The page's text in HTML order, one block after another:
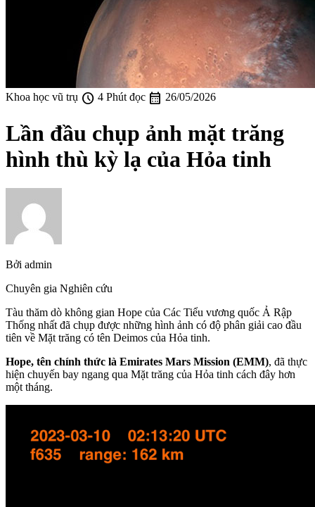
Khoa học vũ trụ schedule 4 Phút đọc calendar_month 26/05/2026
Lần đầu chụp ảnh mặt trăng
hình thù kỳ lạ của Hỏa tinh
Bởi admin
Chuyên gia Nghiên cứu
Tàu thăm dò không gian Hope của Các Tiểu vương quốc Ả Rập
Thống nhất đã chụp được những hình ảnh có độ phân giải cao đầu
tiên về Mặt trăng có tên Deimos của Hỏa tinh.
Hope, tên chính thức là Emirates Mars Mission (EMM), đã thực
hiện chuyến bay ngang qua Mặt trăng của Hỏa tinh cách đây hơn
một tháng.